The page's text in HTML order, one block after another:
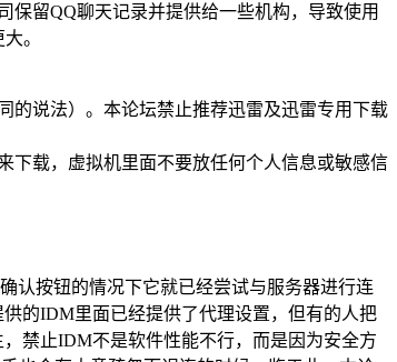
留QQ聊天记录并提供给一些机构，导致使用
。
的说法）。本论坛禁止推荐迅雷及迅雷专用下载
下载，虚拟机里面不要放任何个人信息或敏感信
认按钮的情况下它就已经尝试与服务器进行连
的IDM里面已经提供了代理设置，但有的人把
禁止IDM不是软件性能不行，而是因为安全方